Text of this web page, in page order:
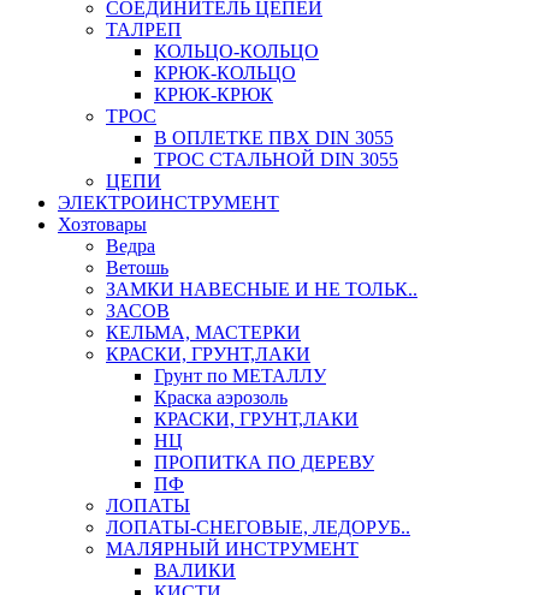
СОЕДИНИТЕЛЬ ЦЕПЕЙ
ТАЛРЕП
КОЛЬЦО-КОЛЬЦО
КРЮК-КОЛЬЦО
КРЮК-КРЮК
ТРОС
В ОПЛЕТКЕ ПВХ DIN 3055
ТРОС СТАЛЬНОЙ DIN 3055
ЦЕПИ
ЭЛЕКТРОИНСТРУМЕНТ
Хозтовары
Ведра
Ветошь
ЗАМКИ НАВЕСНЫЕ И НЕ ТОЛЬК..
ЗАСОВ
КЕЛЬМА, МАСТЕРКИ
КРАСКИ, ГРУНТ,ЛАКИ
Грунт по МЕТАЛЛУ
Краска аэрозоль
КРАСКИ, ГРУНТ,ЛАКИ
НЦ
ПРОПИТКА ПО ДЕРЕВУ
ПФ
ЛОПАТЫ
ЛОПАТЫ-СНЕГОВЫЕ, ЛЕДОРУБ..
МАЛЯРНЫЙ ИНСТРУМЕНТ
ВАЛИКИ